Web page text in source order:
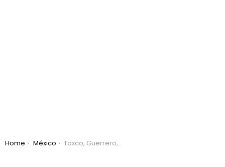
You are here:
Home México Taxco, Guerrero, Pueblo Mágico: Guía Definitiva